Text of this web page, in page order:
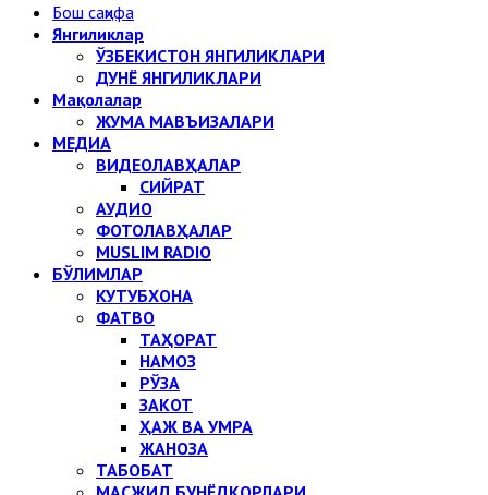
Бош саҳифа
Янгиликлар
ЎЗБЕКИСТОН ЯНГИЛИКЛАРИ
ДУНЁ ЯНГИЛИКЛАРИ
Мақолалар
ЖУМА МАВЪИЗАЛАРИ
МЕДИА
ВИДЕОЛАВҲАЛАР
СИЙРАТ
АУДИО
ФОТОЛАВҲАЛАР
MUSLIM RADIO
БЎЛИМЛАР
КУТУБХОНА
ФАТВО
ТАҲОРАТ
НАМОЗ
РЎЗА
ЗАКОТ
ҲАЖ ВА УМРА
ЖАНОЗА
ТАБОБАТ